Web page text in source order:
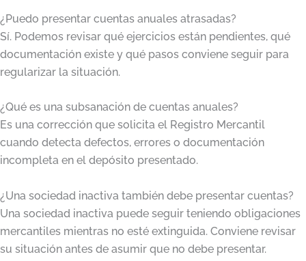
¿Puedo presentar cuentas anuales atrasadas?
Sí. Podemos revisar qué ejercicios están pendientes, qué
documentación existe y qué pasos conviene seguir para
regularizar la situación.
¿Qué es una subsanación de cuentas anuales?
Es una corrección que solicita el Registro Mercantil
cuando detecta defectos, errores o documentación
incompleta en el depósito presentado.
¿Una sociedad inactiva también debe presentar cuentas?
Una sociedad inactiva puede seguir teniendo obligaciones
mercantiles mientras no esté extinguida. Conviene revisar
su situación antes de asumir que no debe presentar.